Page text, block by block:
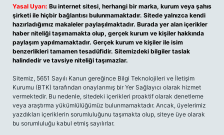
Yasal Uyarı: Bu internet sitesi, herhangi bir marka, kurum veya şahıs
şirketi ile hiçbir bağlantısı bulunmamaktadır. Sitede yalnızca kendi
hazırladığımız makaleler paylaşılmaktadır. Burada yer alan içerikler
haber niteliği taşımamakta olup, gerçek kurum ve kişiler hakkında
paylaşım yapılmamaktadır. Gerçek kurum ve kişiler ile isim
benzerlikleri tamamen tesadüfidir. Sitemizdeki bilgiler taslak
halindedir ve tavsiye niteliği taşımazlar.
Sitemiz, 5651 Sayılı Kanun gereğince Bilgi Teknolojileri ve İletişim
Kurumu (BTK) tarafından onaylanmış bir Yer Sağlayıcı olarak hizmet
vermektedir. Bu nedenle, sitedeki içerikleri proaktif olarak denetleme
veya araştırma yükümlülüğümüz bulunmamaktadır. Ancak, üyelerimiz
yazdıkları içeriklerin sorumluluğunu taşımakta olup, siteye üye olarak
bu sorumluluğu kabul etmiş sayılırlar.